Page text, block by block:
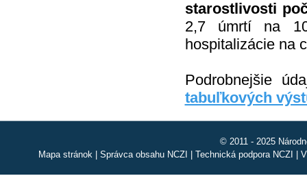
starostlivosti
2,7 úmrtí na
hospitalizácie na
Podrobnejšie
tabuľkových
© 2011 - 2025
Mapa stránok| Správca obsahu NCZI Technická podpora NCZI